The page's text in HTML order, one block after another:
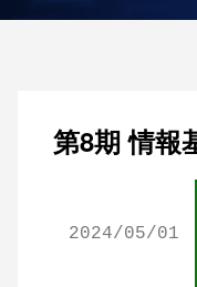
第8期 情報
2024/05/01